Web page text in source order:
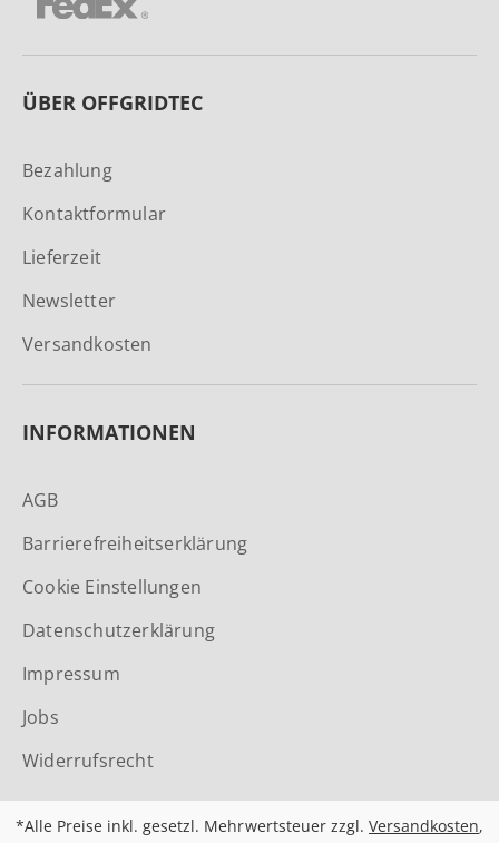
ÜBER OFFGRIDTEC
Bezahlung
Kontaktformular
Lieferzeit
Newsletter
Versandkosten
INFORMATIONEN
AGB
Barrierefreiheitserklärung
Cookie Einstellungen
Datenschutzerklärung
Impressum
Jobs
Widerrufsrecht
*Alle Preise inkl. gesetzl. Mehrwertsteuer zzgl.Versandkosten,